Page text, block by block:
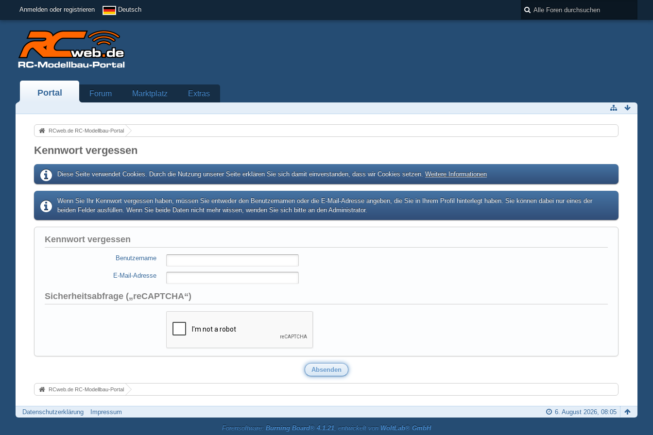
Anmelden oder registrieren Deutsch
Portal Forum Marktplatz Extras
RCweb.de RC-Modellbau-Portal
Kennwort vergessen
Diese Seite verwendet Cookies. Durch die Nutzung unserer Seite erklären Sie sich damit einverstanden, dass wir Cookies setzen. Weitere Informationen
Wenn Sie Ihr Kennwort vergessen haben, müssen Sie entweder den Benutzernamen oder die E-Mail-Adresse angeben, die Sie in Ihrem Profil hinterlegt haben. Sie können dabei nur eines der
beiden Felder ausfüllen. Wenn Sie beide Daten nicht mehr wissen, wenden Sie sich bitte an den Administrator.
Kennwort vergessen
Benutzername
E-Mail-Adresse
Sicherheitsabfrage („reCAPTCHA“)
RCweb.de RC-Modellbau-Portal
Datenschutzerklärung Impressum 6. August 2026, 08:05
Forensoftware: Burning Board® 4.1.21, entwickelt von WoltLab® GmbH